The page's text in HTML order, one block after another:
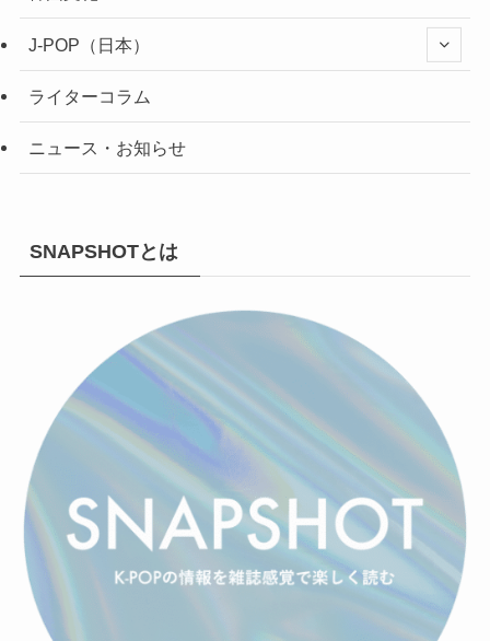
J-POP（日本）
ライターコラム
ニュース・お知らせ
SNAPSHOTとは